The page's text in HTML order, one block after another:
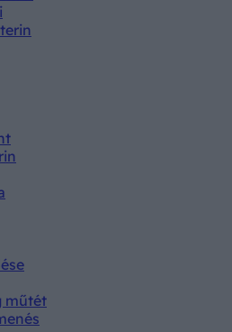
műtét